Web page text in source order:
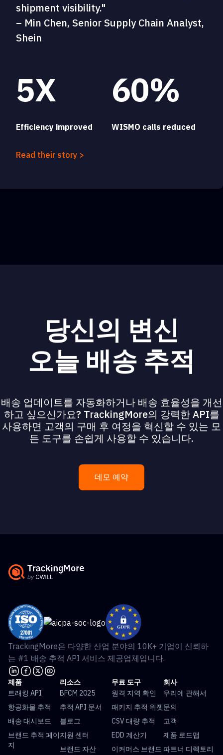
shipment visibility."
– Min Chen, Senior Supply Chain Analyst,
Shein
5X
Efficiency improved
60%
WISMO calls reduced
Read their story >
당신의 변신
오늘 배송 추적
배송 업데이트를 자동화하거나 배송 효율성을 개선
하고 싶으신가요? TrackingMore의 강력한 API를
사용하면 고객의 구매 후 여정을 혁신할 수 있는 모
든 도구를 손쉽게 사용할 수 있습니다.
데모 예약
TrackingMore은 다양한 산업 분야의 10K+ 기업이 신뢰하
는 #1 배송 추적 API 서비스 제공업체입니다.
제품
트래킹 API
항공화물 추적
배송 대시보드
브랜드 추적 페이
지
리소스
BFCM 2025
추적 API 문서
블로그
지원 센터
브랜드 자산
무료 도구
원격 지역 확인
패키지 추적 위젯
CSV 대량 추적
EDD 계산기
이커머스 브랜드
회사
우리에 관해서
문의
고객
제품 로드맵
파트너 디렉토리